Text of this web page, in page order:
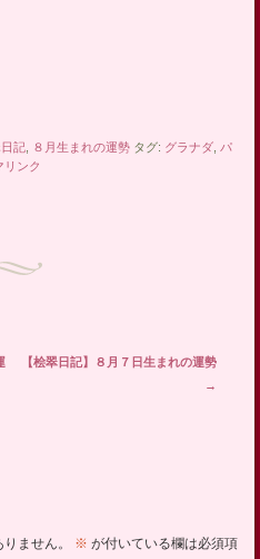
記 ８月生まれの運勢 タグ: グラナダ パ
リンク
【桧翠日記】８月７日生まれの運勢
→
ません。 ※ が付いている欄は必須項